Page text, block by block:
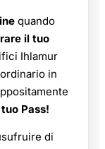
quando
il tuo
Ihlamur
in
Pass!
di